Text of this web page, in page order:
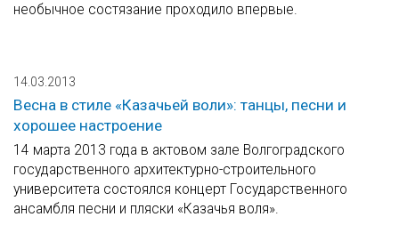
необычное состязание проходило впервые.
14.03.2013
Весна в стиле «Казачьей воли»: танцы, песни и
хорошее настроение
14 марта 2013 года в актовом зале Волгоградского
государственного архитектурно-строительного
университета состоялся концерт Государственного
ансамбля песни и пляски «Казачья воля».